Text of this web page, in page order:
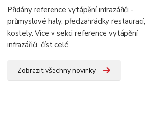
Přidány reference vytápění infrazářiči -
průmyslové haly, předzahrádky restaurací,
kostely. Více v sekci reference vytápění
infrazářiči. číst celé
Zobrazit všechny novinky